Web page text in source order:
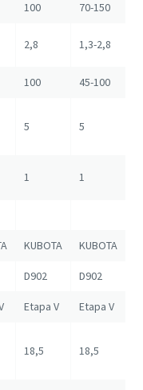
100 70-150
2,8 1,3-2,8
100 45-100
5 5
1 1
KUBOTA KUBOTA
D902 D902
Etapa V Etapa V
18,5 18,5